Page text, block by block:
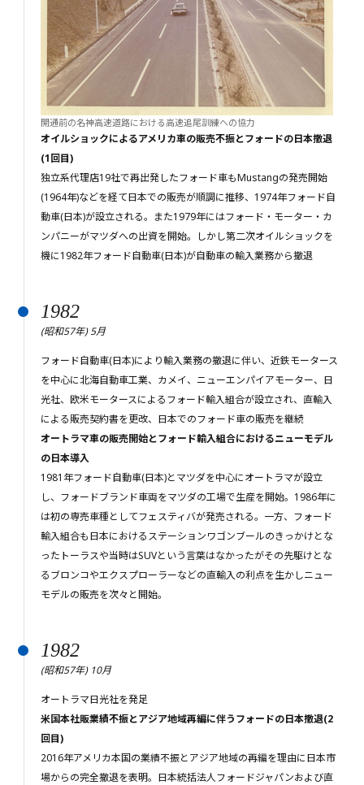
開通前の名神高速道路における高速追尾訓練への協力
オイルショックによるアメリカ車の販売不振とフォードの日本撤退
(1回目)
独立系代理店19社で再出発したフォード車もMustangの発売開始
(1964年)などを経て日本での販売が順調に推移、1974年フォード自
動車(日本)が設立される。また1979年にはフォード・モーター・カ
ンパニーがマツダへの出資を開始。しかし第二次オイルショックを
機に1982年フォード自動車(日本)が自動車の輸入業務から撤退
1982
(昭和57年) 5月
フォード自動車(日本)により輸入業務の撤退に伴い、近鉄モータース
を中心に北海自動車工業、カメイ、ニューエンパイアモーター、日
光社、欧米モータースによるフォード輸入組合が設立され、直輸入
による販売契約書を更改、日本でのフォード車の販売を継続
オートラマ車の販売開始とフォード輸入組合におけるニューモデル
の日本導入
1981年フォード自動車(日本)とマツダを中心にオートラマが設立
し、フォードブランド車両をマツダの工場で生産を開始。1986年に
は初の専売車種としてフェスティバが発売される。一方、フォード
輸入組合も日本におけるステーションワゴンブールのきっかけとな
ったトーラスや当時はSUVという言葉はなかったがその先駆けとな
るブロンコやエクスプローラーなどの直輸入の利点を生かしニュー
モデルの販売を次々と開始。
1982
(昭和57年) 10月
オートラマ日光社を発足
米国本社販業績不振とアジア地域再編に伴うフォードの日本撤退(2
回目)
2016年アメリカ本国の業績不振とアジア地域の再編を理由に日本市
場からの完全撤退を表明。日本統括法人フォードジャパンおよび直